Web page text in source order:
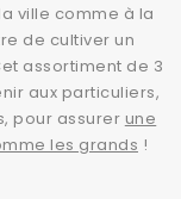
ville comme à la
de cultiver un
assortiment de 3
aux particuliers,
pour assurer une
les grands !